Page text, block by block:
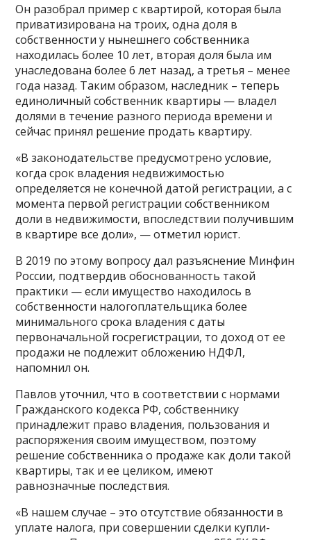
Он разобрал пример с квартирой, которая была
приватизирована на троих, одна доля в
собственности у нынешнего собственника
находилась более 10 лет, вторая доля была им
унаследована более 6 лет назад, а третья – менее
года назад. Таким образом, наследник – теперь
единоличный собственник квартиры — владел
долями в течение разного периода времени и
сейчас принял решение продать квартиру.
«В законодательстве предусмотрено условие,
когда срок владения недвижимостью
определяется не конечной датой регистрации, а с
момента первой регистрации собственником
доли в недвижимости, впоследствии получившим
в квартире все доли», — отметил юрист.
В 2019 по этому вопросу дал разъяснение Минфин
России, подтвердив обоснованность такой
практики — если имущество находилось в
собственности налогоплательщика более
минимального срока владения с даты
первоначальной госрегистрации, то доход от ее
продажи не подлежит обложению НДФЛ,
напомнил он.
Павлов уточнил, что в соответствии с нормами
Гражданского кодекса РФ, собственнику
принадлежит право владения, пользования и
распоряжения своим имуществом, поэтому
решение собственника о продаже как доли такой
квартиры, так и ее целиком, имеют
равнозначные последствия.
«В нашем случае – это отсутствие обязанности в
уплате налога, при совершении сделки купли-